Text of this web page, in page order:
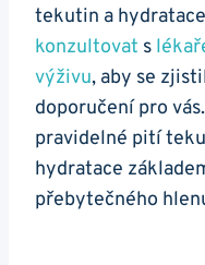
tekutin a
konzultovat s
⁢výživu,⁤ aby se
⁣doporučení pro
pravidelné pití
hydratace
přebytečného